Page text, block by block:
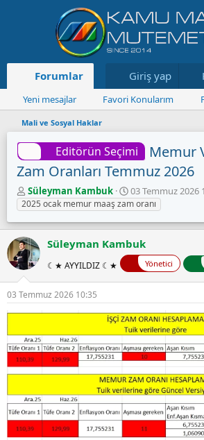
Forumlar Neler yeni
Giriş yap
Yeni mesajlar Favori Konularım
Mali ve Sosyal Haklar
Editörün Seçimi
Memur
Zam Oranları Temmuz 2026
K
o
n
u
y
u
B
a
ş
l
a
a
n
Süleyman Kambuk
B
a
ş
l
a
n
t
a
r
i
h
i
03 Temmuz 2026
2025 ocak memur maaş zam oranı
Süleyman Kambuk
☾★ AYYILDIZ ☾★ Yönetici
03 Temmuz 2026 10:35